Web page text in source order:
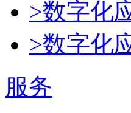
>数字化
>数字化
服务